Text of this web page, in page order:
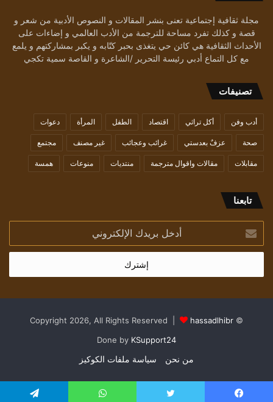
مجلة ثقافية إجتماعية تعنى بنشر المقالات و النصوص الأدبية من شعر و
قصة و كذلك تفرد مساحة للترجمة من الأدب العالمي و إضاءات على
الأحداث الثقافية هي كائن حي يتغذى بحبر كتّابه و يكبر بمشاركتهم و يلمع
مع كل التماع أدبي رئيسة التحرير /الشاعرة و القاصة سمية تكجي
تصنيفات
أدب وفن أكل تراثي اقتصاد الطفل المرأة دعوات
صحة عزفٌ بعدستي غرائب وعجائب غير مصنف مجتمع
مقابلات مقالات واقوال مترجمة منتديات منوعات همسة
تابعنا
بريدك
الإلكتروني
© Copyright 2026, All Rights Reserved |
hassadlhibr
Done by KSupport24
من نحن سياسة ملفات الكوكيز